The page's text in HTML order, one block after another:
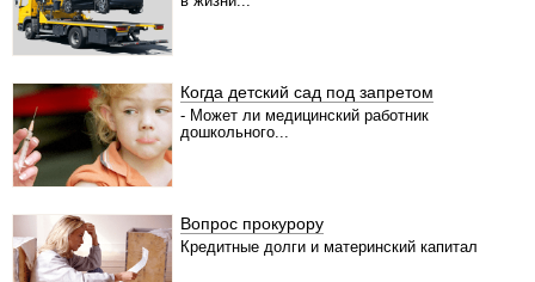
Когда детский сад под запретом
- Может ли медицинский работник
дошкольного...
Вопрос прокурору
Кредитные долги и материнский капитал